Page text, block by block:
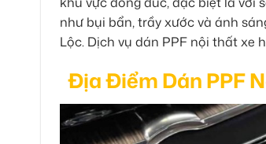
như bụi bẩn, trầy xước và ánh
Lộc. Dịch vụ dán PPF nội thất xe
Địa Điểm Dán PPF